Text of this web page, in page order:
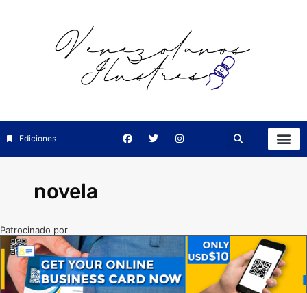
Ediciones
novela
Patrocinado por